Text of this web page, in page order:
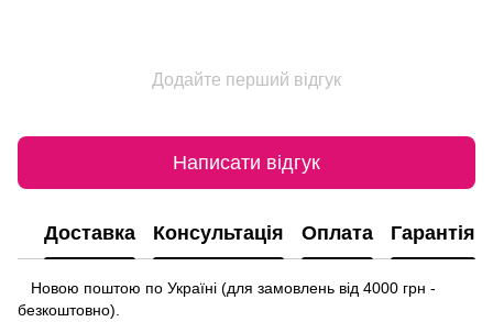
Додайте перший відгук
Написати відгук
Доставка Консультація Оплата Гарантія
Новою поштою по Україні (для замовлень від 4000 грн -
безкоштовно).